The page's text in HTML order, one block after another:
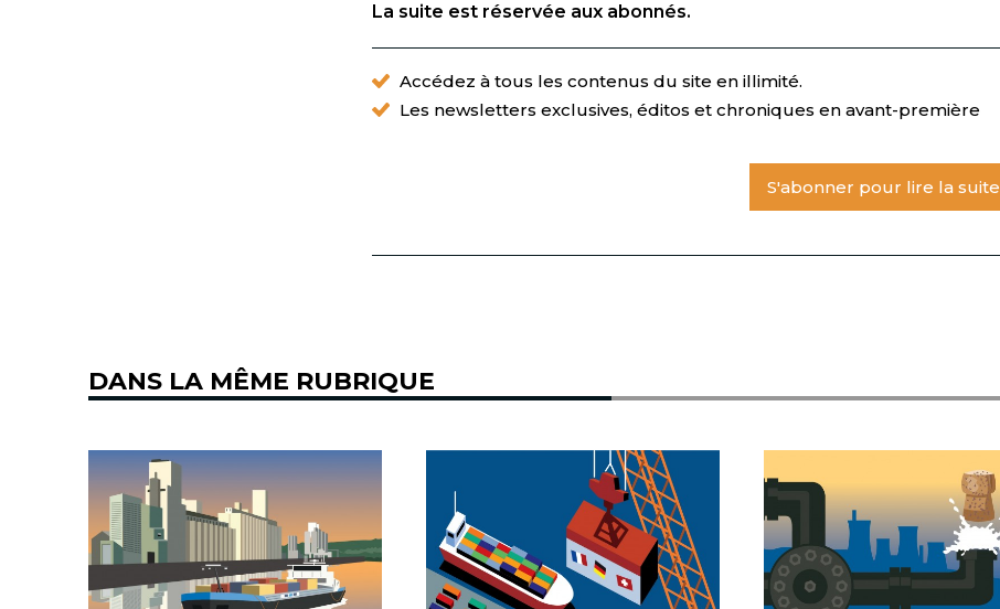
La suite est réservée aux abonnés.
Accédez à tous les contenus du site en illimité.
Les newsletters exclusives, éditos et chroniques en avant-première
S'abonner pour lire la suite
DANS LA MÊME RUBRIQUE